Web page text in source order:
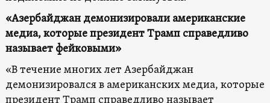
«Азербайджан демонизировали американские
медиа, которые президент Трамп справедливо
называет фейковыми»
«В течение многих лет Азербайджан
демонизировался в американских медиа, которые
президент Трамп справедливо называет